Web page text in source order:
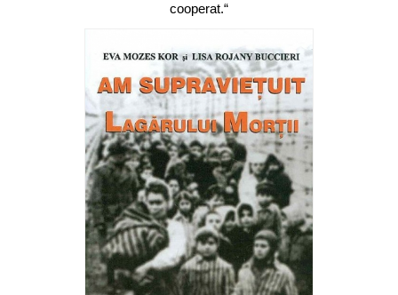
cooperat.“